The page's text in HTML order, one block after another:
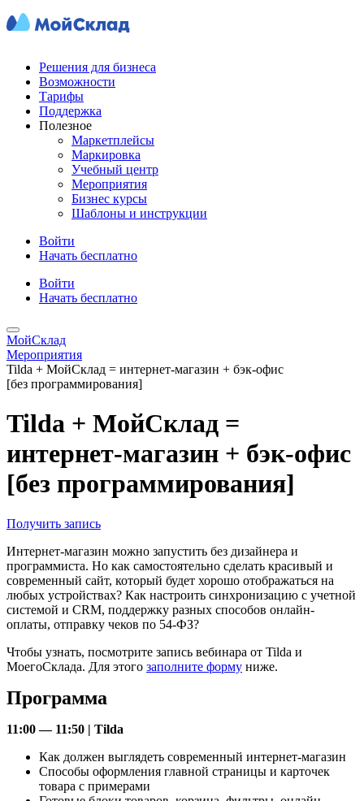
Решения для бизнеса
Возможности
Тарифы
Поддержка
Полезное
Маркетплейсы
Маркировка
Учебный центр
Мероприятия
Бизнес курсы
Шаблоны и инструкции
Войти
Начать бесплатно
Войти
Начать бесплатно
МойСклад
Мероприятия
Tilda + МойСклад = интернет‑магазин + бэк‑офис
[без программирования]
Tilda + МойСклад =
интернет‑магазин + бэк‑офис
[без программирования]
Получить запись
Интернет-магазин можно запустить без дизайнера и
программиста. Но как самостоятельно сделать красивый и
современный сайт, который будет хорошо отображаться на
любых устройствах? Как настроить синхронизацию с учетной
системой и CRM, поддержку разных способов онлайн-
оплаты, отправку чеков по 54-ФЗ?
Чтобы узнать, посмотрите запись вебинара от Tilda и
МоегоСклада. Для этого заполните форму ниже.
Программа
11:00 — 11:50 | Tilda
Как должен выглядеть современный интернет-магазин
Способы оформления главной страницы и карточек
товара с примерами